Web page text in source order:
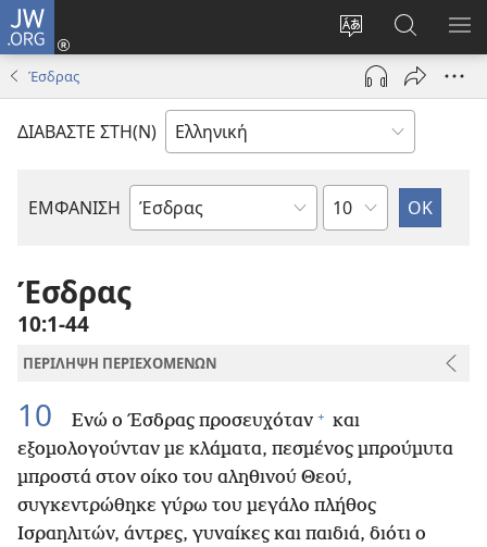
JW.ORG
Αλλαγή
γλώσσας
ιστότοπου
Σύνδεση
(ανοίγει
παράθυρο)
στο
JW.ORG
Έσδρας
ΔΙΑΒΑΣΤΕ ΣΤΗ(Ν)
ΕΜΦΑΝΙΣΗ
Βιβλίο
Γραφής
Κεφάλαιο
Έσδρας
10:1-44
ΠΕΡΙΛΗΨΗ ΠΕΡΙΕΧΟΜΕΝΩΝ
10 Ενώ ο Έσδρας προσευχόταν + και
εξομολογούνταν με κλάματα, πεσμένος μπρούμυτα
μπροστά στον οίκο του αληθινού Θεού,
συγκεντρώθηκε γύρω του μεγάλο πλήθος
Ισραηλιτών, άντρες, γυναίκες και παιδιά, διότι ο